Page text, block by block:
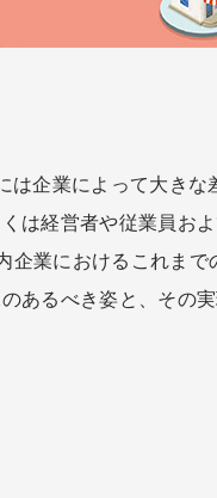
は企業によって大きな
は経営者や従業員お
業におけるこれまで
あるべき姿と、その